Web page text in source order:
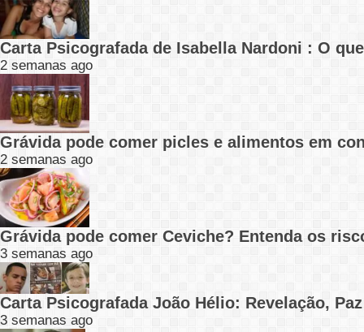
Carta Psicografada de Isabella Nardoni : O
2 semanas ago
Grávida pode comer picles e alimentos em
2 semanas ago
Grávida pode comer Ceviche? Entenda os
3 semanas ago
Carta Psicografada João Hélio: Revelação,
3 semanas ago